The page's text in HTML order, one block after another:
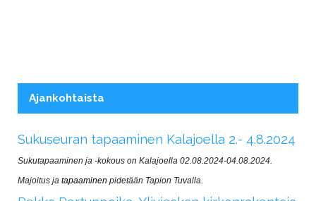
Ajankohtaista
Sukuseuran tapaaminen Kalajoella 2.- 4.8.2024
Sukutapaaminen ja -kokous on Kalajoella 02.08.2024-04.08.2024.
Majoitus ja tapaaminen pidetään Tapion Tuvalla.